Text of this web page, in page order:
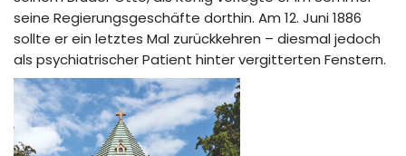
seine Regierungsgeschäfte dorthin. Am 12. Juni 1886
sollte er ein letztes Mal zurückkehren – diesmal jedoch
als psychiatrischer Patient hinter vergitterten Fenstern.